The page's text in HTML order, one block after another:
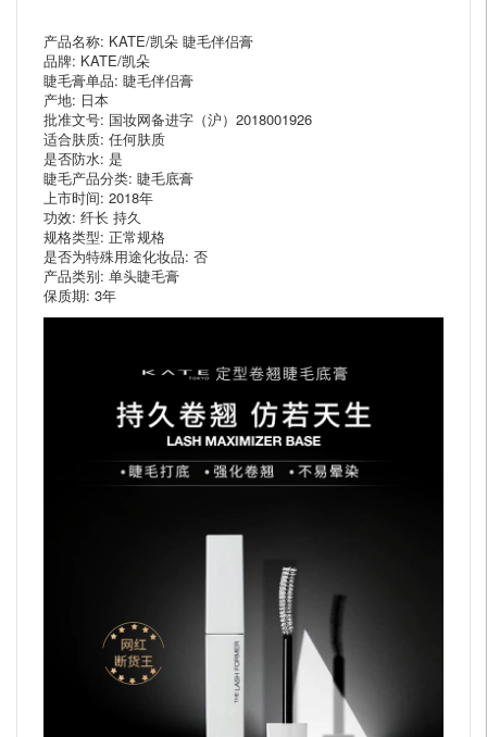
产品名称: KATE/凯朵 睫毛伴侣膏
品牌: KATE/凯朵
睫毛膏单品: 睫毛伴侣膏
产地: 日本
批准文号: 国妆网备进字（沪）2018001926
适合肤质: 任何肤质
是否防水: 是
睫毛产品分类: 睫毛底膏
上市时间: 2018年
功效: 纤长 持久
规格类型: 正常规格
是否为特殊用途化妆品: 否
产品类别: 单头睫毛膏
保质期: 3年